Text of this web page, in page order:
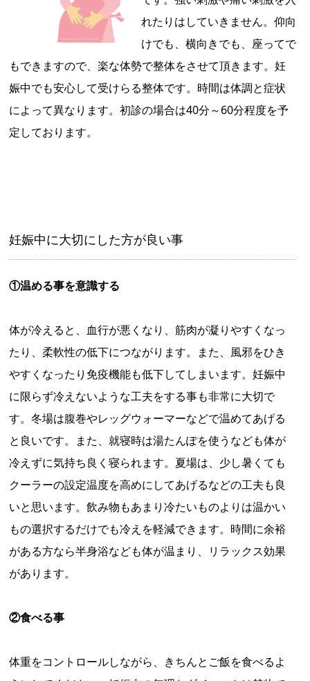
れたりはしていきません。仰向
けでも、横向きでも、座ってで
もできますので、楽な体勢で整体をさせて頂きます。妊
娠中でも安心して受けらる整体です。時間は体調と症状
によって異なります。初診の場合は40分～60分程度を予
定しております。
妊娠中に大切にした方が良い事
①温める事を意識する
体が冷えると、血行が悪くなり、筋肉が凝りやすくなっ
たり、柔軟性の低下につながります。また、風邪をひき
やすくなったり免疫機能も低下してしまいます。妊娠中
に限らず冷えないような工夫をする事も非常に大切で
す。冬場は腹巻やレッグウォーマーなどで温めてあげる
と良いです。また、就寝時は湯たんぽを使うなども体が
冷えずに気持ち良く寝られます。夏場は、少し暑くても
クーラーの設定温度を高めにしてあげるなどの工夫も良
いと思います。飲み物もあまり冷たいものよりは温かい
もの選択するだけでも冷えを軽減できます。時間に余裕
がある方なら半身浴なども体が温まり、リラックス効果
があります。
②食べる事
体重をコントロールしながら、きちんとご飯を食べるよ